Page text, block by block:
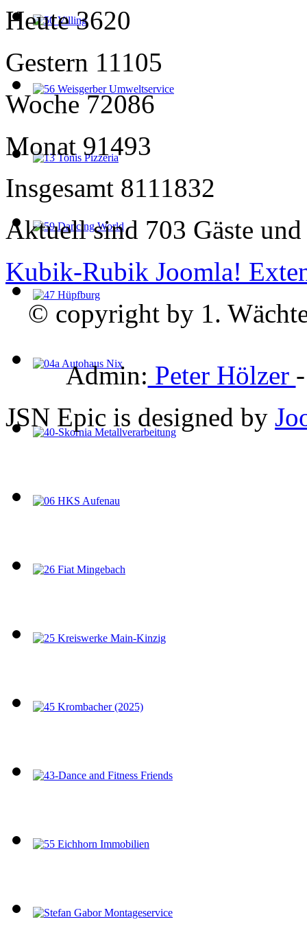
Heute3620
Gestern 11105
Woche72086
Monat 91493
Insgesamt 8111832
Aktuell sind 703 Gäste
Kubik-Rubik Joomla!
© copyright by 1.
Admin: Peter Hölzer
JSN Epic is designed by